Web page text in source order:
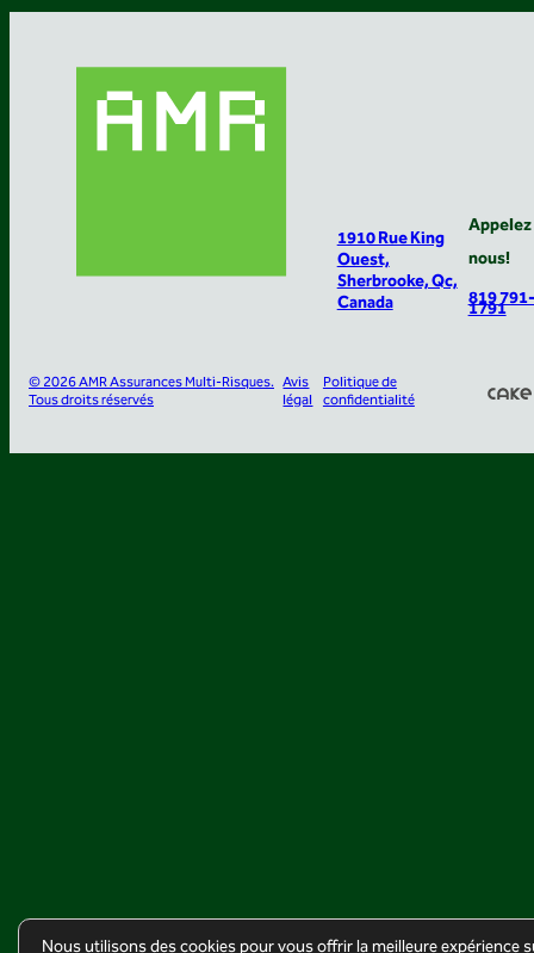
1910 Rue King
Ouest,
Sherbrooke, Qc,
Canada
Appelez
nous!
819 791-
1791
© 2026 AMR Assurances Multi-Risques.
Tous droits réservés
Avis
légal
Politique de
confidentialité
Nous utilisons des cookies pour vous offrir la meilleure expérience